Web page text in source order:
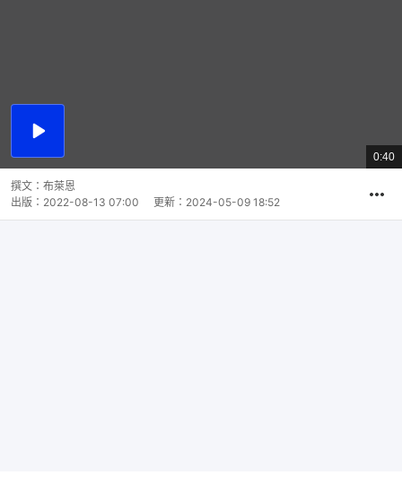
播
總
共
0:40
撰文： 布萊恩
出版： 2022-08-13 07:00 更新： 2024-05-09 18:52